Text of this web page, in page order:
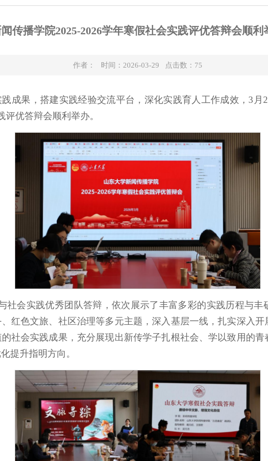
传播学院2025-2026学年寒假社会实践评优答辩会顺利
作者： 时间：2026-03-29 点击数： 75
成果，搭建实践经验交流平台，深化实践育人工作成效，3月
评优答辩会顺利举办。
社会实践优秀团队答辩，依次展示了丰富多彩的实践历程与
红色文旅、社区治理等多元主题，深入基层一线，扎实深入
社会实践成果，充分展现出新传学子扎根社会、学以致用的
提升指明方向。